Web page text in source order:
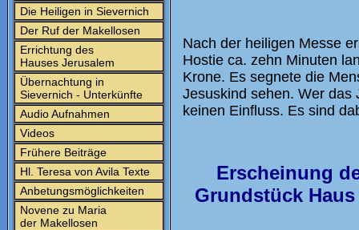
Die Heiligen in Sievernich
Der Ruf der Makellosen
Errichtung des
Hauses Jerusalem
Übernachtung in
Sievernich - Unterkünfte
Audio Aufnahmen
Videos
Frühere Beiträge
Hl. Teresa von Avila Texte
Anbetungsmöglichkeiten
Novene zu Maria
der Makellosen
Nach der heiligen Messe
Hostie ca. zehn Minuten
Krone. Es segnete die
Jesuskind sehen. Wer das
keinen Einfluss. Es sind
Erscheinung
Grundstück